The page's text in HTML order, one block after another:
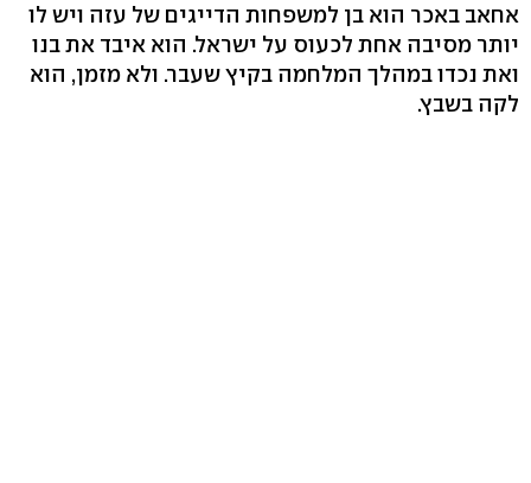
אחאב באכר הוא בן למשפחות הדייגים של עזה ויש לו
יותר מסיבה אחת לכעוס על ישראל. הוא איבד את בנו
ואת נכדו במהלך המלחמה בקיץ שעבר. ולא מזמן, הוא
לקה בשבץ.